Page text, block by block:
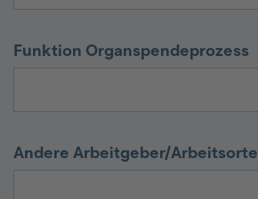
Funktion Organspendeprozess
Andere Arbeitgeber/Arbeitsorte